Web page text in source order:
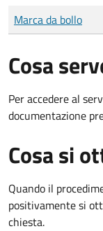
Tipo di pagamento
Importo
Marca da bollo
Cosa
Per accedere al
documentazione
Cosa si
Quando il
positivamente si
chiesta.